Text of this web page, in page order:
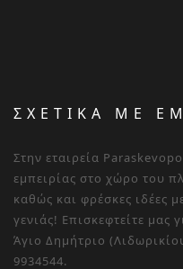
ΣΧΕΤΙΚΑ ΜΕ
Στην εταιρεία
εμπειρίας στο χώρο του
καθώς και φρέσκες ιδέες
γενιάς! Επισκεφτείτε μας
Άγιο Δημήτριο
9934544.